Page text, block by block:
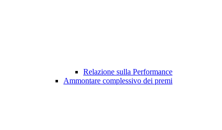
Relazione sulla Performance
Ammontare complessivo dei premi